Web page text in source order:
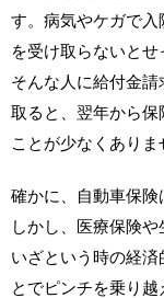
す。病気やケガで
を受け取らないとせ
そんな人に給付金
取ると、翌年から
ことが少なくありま
確かに、自動車保険
しかし、医療保険や
いざという時の経
とでピンチを乗り越